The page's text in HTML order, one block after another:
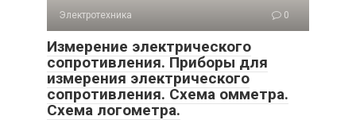
Электротехника 0
Измерение электрического
сопротивления. Приборы для
измерения электрического
сопротивления. Схема омметра.
Схема логометра.